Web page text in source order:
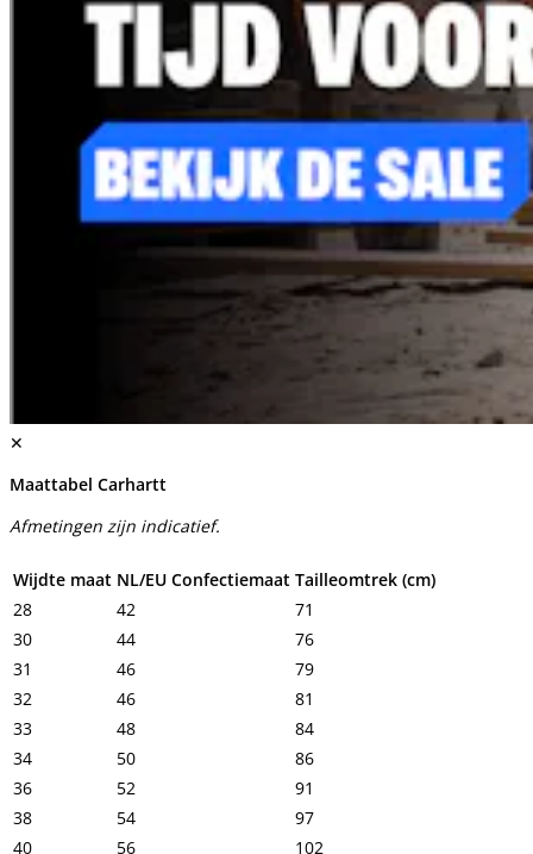
✕
Maattabel Carhartt
Afmetingen zijn indicatief.
Wijdte maat NL/EU Confectiemaat Tailleomtrek (cm)
28
42
71
30
44
76
31
46
79
32
46
81
33
48
84
34
50
86
36
52
91
38
54
97
40
56
102